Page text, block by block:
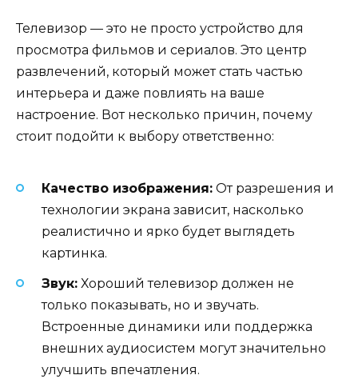
Телевизор — это не просто устройство для
просмотра фильмов и сериалов. Это центр
развлечений, который может стать частью
интерьера и даже повлиять на ваше
настроение. Вот несколько причин, почему
стоит подойти к выбору ответственно:
Качество изображения: От разрешения и
технологии экрана зависит, насколько
реалистично и ярко будет выглядеть
картинка.
Звук: Хороший телевизор должен не
только показывать, но и звучать.
Встроенные динамики или поддержка
внешних аудиосистем могут значительно
улучшить впечатления.